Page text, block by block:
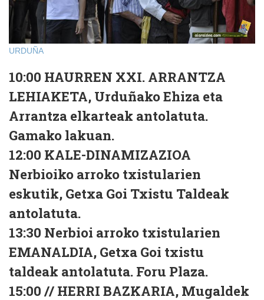
URDUÑA
10:00 HAURREN XXI. ARRANTZA
LEHIAKETA, Urduñako Ehiza eta
Arrantza elkarteak antolatuta.
Gamako lakuan.
12:00 KALE-DINAMIZAZIOA
Nerbioiko arroko txistularien
eskutik, Getxa Goi Txistu Taldeak
antolatuta.
13:30 Nerbioi arroko txistularien
EMANALDIA, Getxa Goi txistu
taldeak antolatuta. Foru Plaza.
15:00 // HERRI BAZKARIA, Mugaldek